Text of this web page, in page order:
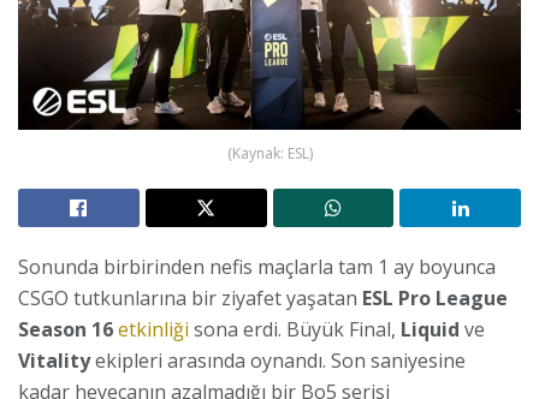
(Kaynak: ESL)
Sonunda birbirinden nefis maçlarla tam 1 ay boyunca
CSGO tutkunlarına bir ziyafet yaşatan ESL Pro League
Season 16etkinliği sona erdi. Büyük Final, Liquid ve
Vitalityekipleri arasında oynandı. Son saniyesine
kadar heyecanın azalmadığı bir Bo5 serisi